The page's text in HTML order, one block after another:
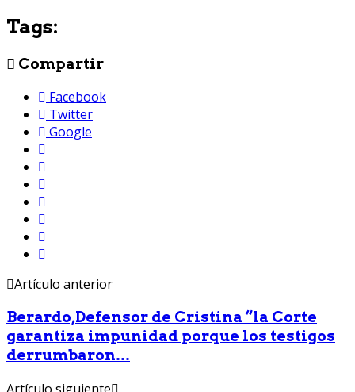
Tags:
Compartir
Facebook
Twitter
Google
Artículo anterior
Berardo,Defensor de Cristina “la Corte
garantiza impunidad porque los testigos
derrumbaron...